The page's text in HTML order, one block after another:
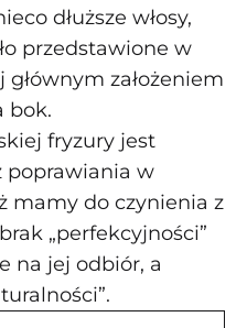
dłuższe włosy,
przedstawione w
założeniem
bok.
fryzury jest
poprawiania w
mamy do czynienia z
„perfekcyjności”
na jej odbiór, a